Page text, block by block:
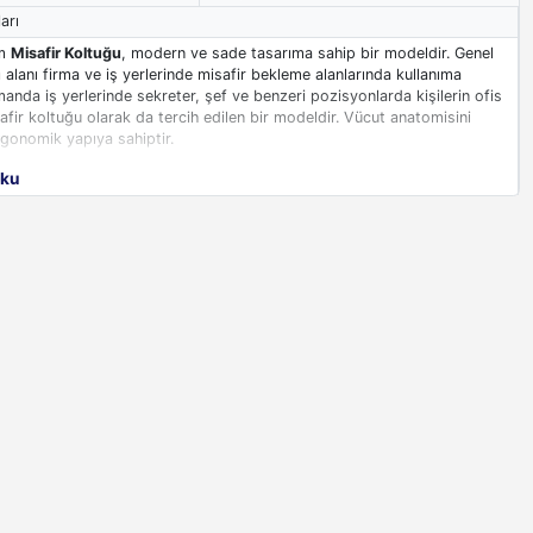
Misafir Koltuğu, modern ve sade tasarıma sahip bir modeldir. Genel
alanı firma ve iş yerlerinde misafir bekleme alanlarında kullanıma
iş yerlerinde sekreter, şef ve benzeri pozisyonlarda kişilerin ofis
koltuğu olarak da tercih edilen bir modeldir. Vücut anatomisini
yapıya sahiptir.